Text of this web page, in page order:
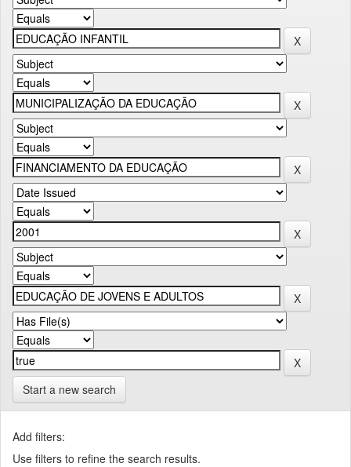
Start a new search
Add filters:
Use filters to refine the search results.